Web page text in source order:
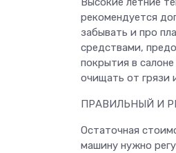
рекомендуется
забывать и про
средствами,
покрытия в
очищать от грязи
ПРАВИЛЬНЫЙ И
Остаточная
машину нужно